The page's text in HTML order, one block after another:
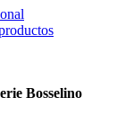
Bosselino